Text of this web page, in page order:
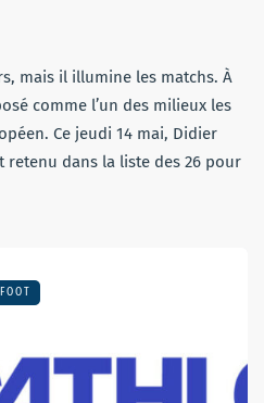
mais il illumine les matchs. À
comme l’un des milieux les
Ce jeudi 14 mai, Didier
retenu dans la liste des 26 pour
FOOT